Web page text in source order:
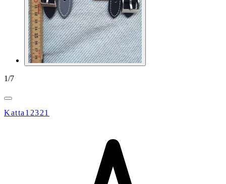
1/7
Katta12321